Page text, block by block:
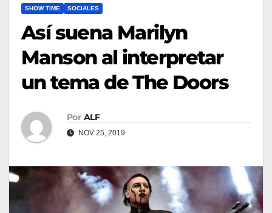
SHOW TIME SOCIALES
Así suena Marilyn
Manson al interpretar
un tema de The Doors
Por ALF
NOV 25, 2019